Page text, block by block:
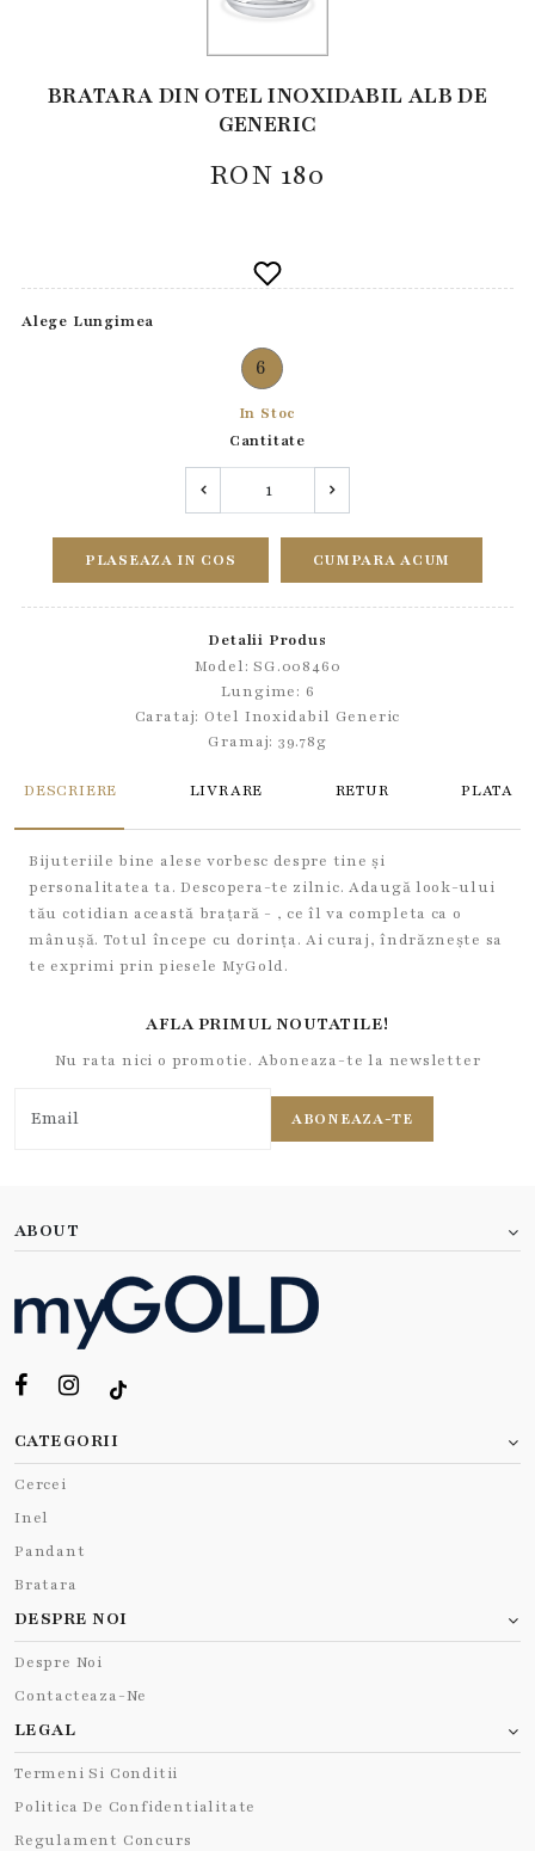
BRATARA DIN OTEL INOXIDABIL ALB DE
GENERIC
RON 180
Alege Lungimea
6
In Stoc
Cantitate
PLASEAZA IN COS CUMPARA ACUM
Detalii Produs
Model: SG.008460
Lungime: 6
Carataj: Otel Inoxidabil Generic
Gramaj: 39.78g
DESCRIERE LIVRARE RETUR PLATA
Bijuteriile bine alese vorbesc despre tine și
personalitatea ta. Descopera-te zilnic. Adaugă look-ului
tău cotidian această brațară - , ce îl va completa ca o
mânușă. Totul începe cu dorința. Ai curaj, îndrăznește sa
te exprimi prin piesele MyGold.
AFLA PRIMUL NOUTATILE!
Nu rata nici o promotie. Aboneaza-te la newsletter
ABONEAZA-TE
ABOUT
CATEGORII
Cercei
Inel
Pandant
Bratara
DESPRE NOI
Despre Noi
Contacteaza-Ne
LEGAL
Termeni Si Conditii
Politica De Confidentialitate
Regulament Concurs